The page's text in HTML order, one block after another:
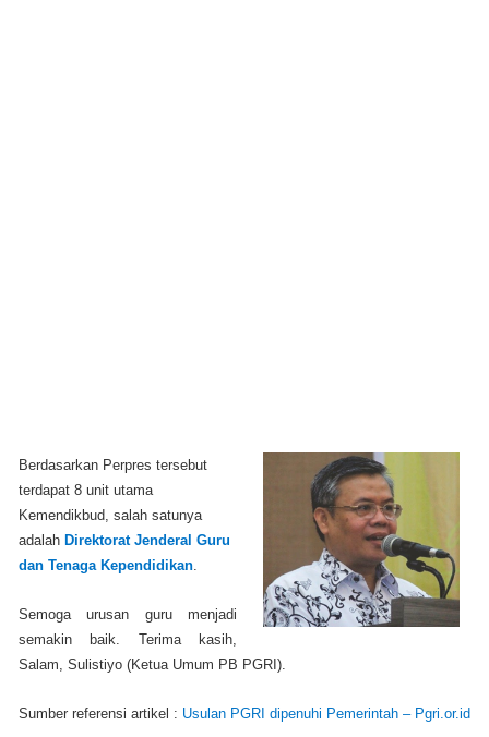
Berdasarkan Perpres tersebut
terdapat 8 unit utama
Kemendikbud, salah satunya
adalah Direktorat Jenderal Guru
dan Tenaga Kependidikan
Semoga urusan guru menjadi
semakin baik. Terima kasih,
Salam, Sulistiyo (Ketua Umum PB PGRI).
Sumber referensi artikel : Usulan PGRI dipenuhi Pemerintah – Pgri.or.id